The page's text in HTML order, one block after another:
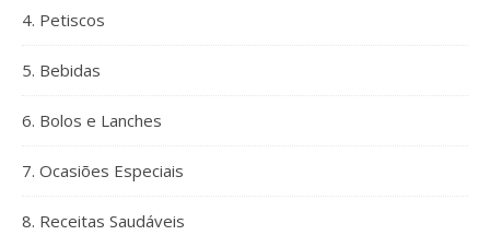
4. Petiscos
5. Bebidas
6. Bolos e Lanches
7. Ocasiões Especiais
8. Receitas Saudáveis